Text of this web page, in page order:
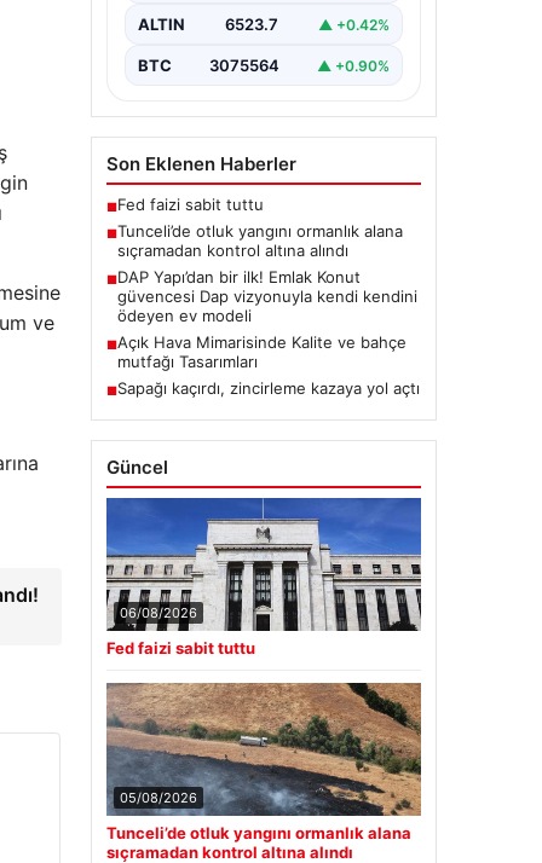
ve
belirlenemeyen bir nedenle…
ALTIN 6523.7 ▲ +0.42%
BTC 3075564 ▲ +0.90%
Son Eklenen Haberler
■Fed faizi sabit tuttu
■Tunceli’de otluk yangını ormanlık alana
sıçramadan kontrol altına alındı
■DAP Yapı’dan bir ilk! Emlak Konut
güvencesi Dap vizyonuyla kendi kendini
ödeyen ev modeli
■Açık Hava Mimarisinde Kalite ve bahçe
mutfağı Tasarımları
■Sapağı kaçırdı, zincirleme kazaya yol açtı
Güncel
06/08/2026
Fed faizi sabit tuttu
05/08/2026
Tunceli’de otluk yangını ormanlık alana
sıçramadan kontrol altına alındı